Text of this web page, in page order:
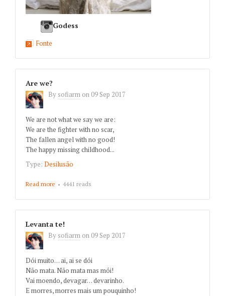
Godess
Fonte
Are we?
By sofiarm on 09 Sep 2017
We are not what we say we are:
We are the fighter with no scar,
The fallen angel with no good!
The happy missing childhood...
Type: Desilusão
Read more about Are we?
4441 reads
Levanta te!
By sofiarm on 09 Sep 2017
Dói muito… ai, ai se dói
Não mata. Não mata mas mói!
Vai moendo, devagar… devarinho.
E morres, morres mais um pouquinho!